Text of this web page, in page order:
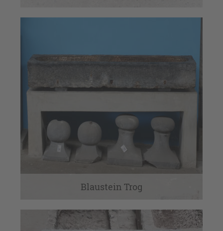
Blaustein Trog